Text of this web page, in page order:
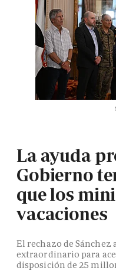
La ayuda
Gobierno
que los
vacaciones
El rechazo de Sánchez
extraordinario para
disposición de 25